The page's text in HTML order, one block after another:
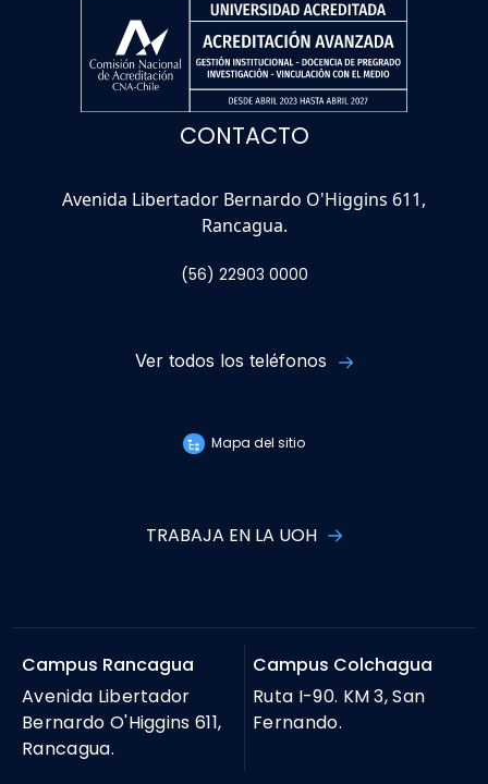
CONTACTO
Avenida Libertador Bernardo O'Higgins 611,
Rancagua.
(56) 22903 0000
Ver todos los teléfonos
Mapa del sitio
TRABAJA EN LA UOH
Campus Rancagua
Avenida Libertador
Bernardo O'Higgins 611,
Rancagua.
Campus Colchagua
Ruta I-90. KM 3, San
Fernando.